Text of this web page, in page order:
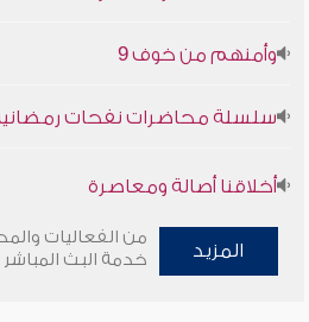
وأمنهم من خوف 9
سلسلة محاضرات نفحات رمضانية
أخلاقنا أصالة ومعاصرة
وأمنهم من خوف 9
المزيد
من الفعاليات
خدمة البث المباشر